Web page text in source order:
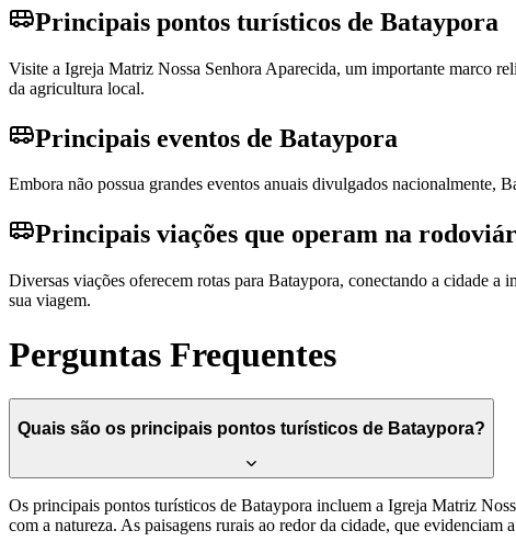
Principais pontos turísticos de Bataypora
Visite a Igreja Matriz Nossa Senhora Aparecida, um importante marco
da agricultura local.
Principais eventos de Bataypora
Embora não possua grandes eventos anuais divulgados nacionalmente,
Principais viações que operam na
Diversas viações oferecem rotas para Bataypora, conectando a cidade a
sua viagem.
Perguntas Frequentes
Quais são os principais pontos turísticos de Bataypora?
Os principais pontos turísticos de Bataypora incluem a Igreja Matriz
com a natureza. As paisagens rurais ao redor da cidade, que evidenciam